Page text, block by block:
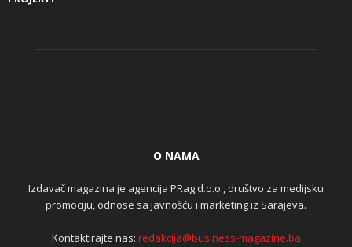
O NAMA
Izdavač magazina je agencija PRag d.o.o., društvo za medijsku
promociju, odnose sa javnošću i marketing iz Sarajeva.
Kontaktirajte nas: redakcija@business-magazine.ba